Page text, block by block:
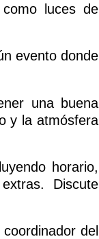
luces de
evento donde
una buena
y la atmósfera
horario,
Discute
del